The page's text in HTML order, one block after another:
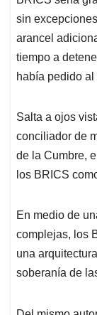
sin
arancel
tiempo a
había pedido
Salta a ojos
conciliador de
de la Cumbre,
los BRICS
En medio de
complejas, los
una
soberanía de